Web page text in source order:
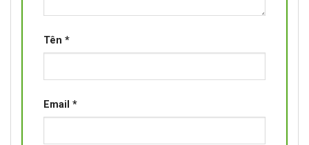
Tên *
Email *